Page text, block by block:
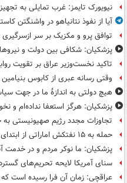
نیویورک تایمز: غرب تمایلی به
آیا از نفوذ نتانیاهو در واشنگتن
توافق پرو و مکزیک بر سر ازسرگیری
پزشکیان: شکافی بین دولت و
تاکید نخست‌وزیر عراق بر تقویت
وقتی رسانه عبری از کابوس بنیامین
هیچ دولتی به اندازۀ ما در جهت
پزشکیان: هرگز استعفا نداده‌ام و
تجاوزات مجدد رژیم صهیونیستی به
حمله به ۱۵ نفتکش‌ اماراتی از ابتدای جنگ
پزشکیان: ما نوکر مردم و در خدمت
سنای آمریکا لایحه تحریم‌های
عراقچی: زمان آن فرا رسیده است